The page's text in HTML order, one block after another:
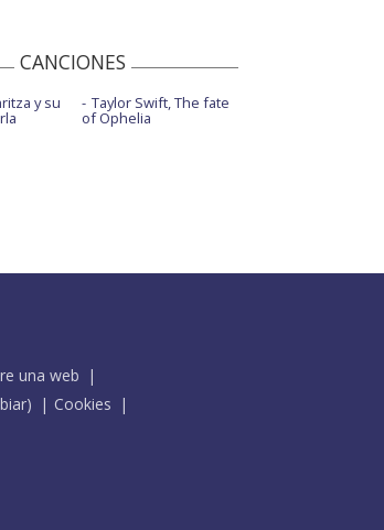
CANCIONES
y su Taylor Swift, The fate
of Ophelia
una web
)
Cookies